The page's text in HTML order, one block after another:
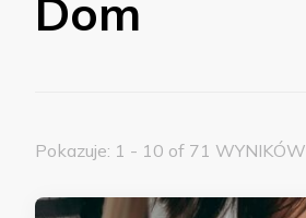
Dom
Pokazuje: 1 - 10 of 71 WYNIKÓW